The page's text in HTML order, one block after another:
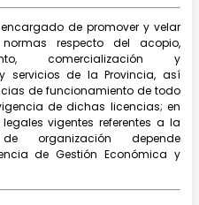
de promover y velar
respecto del acopio,
comercialización y
servicios de la Provincia, así
de funcionamiento de todo
de dichas licencias; en
vigentes referentes a la
organización depende
de Gestión Económica y